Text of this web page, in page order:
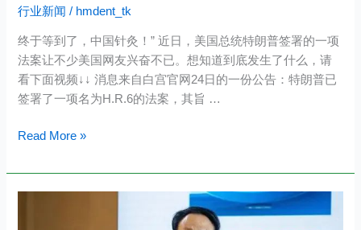
行业新闻 / hmdent_tk
终于等到了，中国针灸！” 近日，美国总统特朗普签署的一项
法案让不少美国网友兴奋不已。想知道到底发生了什么，请
看下面视频↓↓ 消息来自白宫官网24日的一份公告：特朗普已
签署了一项名为H.R.6的法案，其旨 …
普
式
签
署
针
Read More »